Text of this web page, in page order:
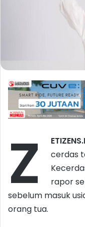
Z
cerdas
rapor
sebelum masuk
orang tua.